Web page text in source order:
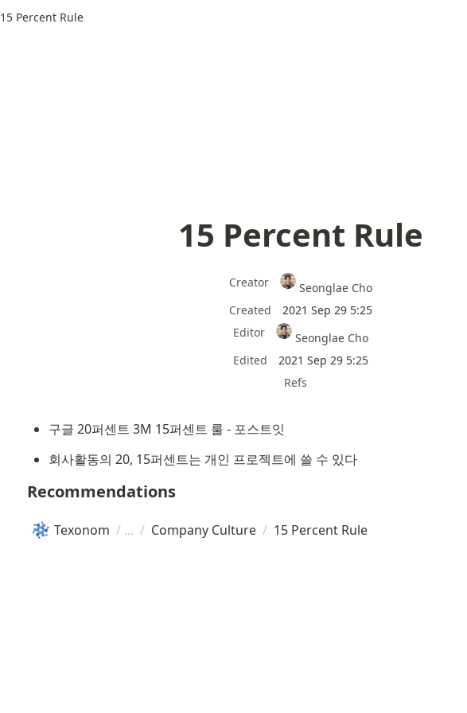
15 Percent Rule
15 Percent Rule
Creator
Seonglae Cho
Created
2021 Sep 29 5:25
Editor
Seonglae Cho
Edited
2021 Sep 29 5:25
Refs
구글 20퍼센트 3M 15퍼센트 룰 - 포스트잇
회사활동의 20, 15퍼센트는 개인 프로젝트에 쓸 수 있다
Recommendations
Texonom / / Company Culture / 15 Percent Rule